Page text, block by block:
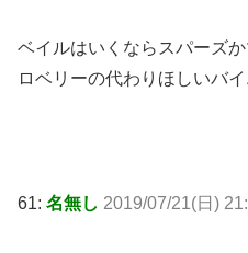
ベイルはいくならスパーズ
ロベリーの代わりほしいバ
61: 名無し 2019/07/21(日)